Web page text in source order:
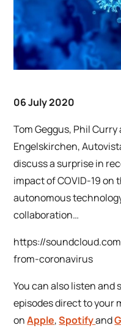
06 July 2020
Tom Geggus, Phil
Engelskirchen,
discuss a surprise in
impact of COVID-19
autonomous
collaboration…
https://
from-coronavirus
You can also listen
episodes direct to your
onApple,Spotifyand